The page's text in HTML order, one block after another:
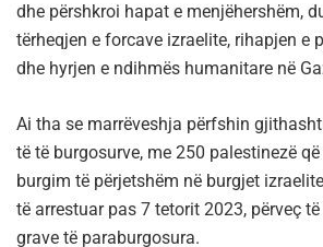
dhe përshkroi hapat e menjëhershëm,
tërheqjen e forcave izraelite, rihapjen e
dhe hyrjen e ndihmës humanitare në
Ai tha se marrëveshja përfshin
të të burgosurve, me 250 palestinezë
burgim të përjetshëm në burgjet
të arrestuar pas 7 tetorit 2023, përveç
grave të paraburgosura.